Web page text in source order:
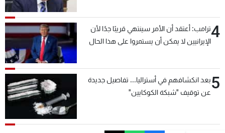
4ترامب: أعتقد أن الأمر سينتهي قريبًا جدًا لأن
الإيرانيين لا يمكن أن يستمروا على هذا الحال
5بعد انكشافهم في أستراليا... تفاصيل جديدة
عن توقيف "شبكة الكوكايين"